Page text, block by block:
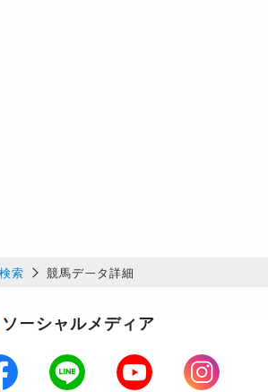
索 競馬データ詳細
ソーシャルメディア